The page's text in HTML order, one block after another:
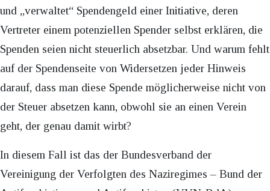
und „verwaltet“ Spendengeld einer Initiative, deren
Vertreter einem potenziellen Spender selbst erklären, die
Spenden seien nicht steuerlich absetzbar. Und warum fehlt
auf der Spendenseite von Widersetzen jeder Hinweis
darauf, dass man diese Spende möglicherweise nicht von
der Steuer absetzen kann, obwohl sie an einen Verein
geht, der genau damit wirbt?
In diesem Fall ist das der Bundesverband der
Vereinigung der Verfolgten des Naziregimes – Bund der